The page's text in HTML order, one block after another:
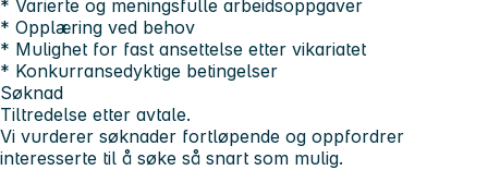
* Varierte og meningsfulle arbeidsoppgaver
* Opplæring ved behov
* Mulighet for fast ansettelse etter vikariatet
* Konkurransedyktige betingelser
Søknad
Tiltredelse etter avtale.
Vi vurderer søknader fortløpende og oppfordrer
interesserte til å søke så snart som mulig.